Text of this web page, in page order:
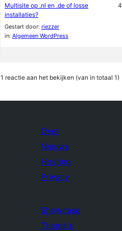
Multisite op .nl en .de of losse
installaties?
Gestart door: riezzer
in: Algemeen WordPress
4
1 reactie aan het bekijken (van in totaal 1)
Over
Nieuws
Hosting
Privacy
Showcase
Thema's